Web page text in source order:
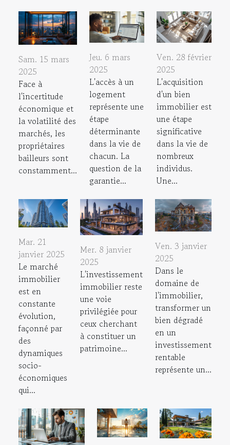
Sam. 15 mars
2025
Face à
l'incertitude
économique et
la volatilité des
marchés, les
propriétaires
bailleurs sont
constamment...
Jeu. 6 mars
2025
L'accès à un
logement
représente une
étape
déterminante
dans la vie de
chacun. La
question de la
garantie...
Ven. 28 février
2025
L'acquisition
d'un bien
immobilier est
une étape
significative
dans la vie de
nombreux
individus.
Une...
Mar. 21
janvier 2025
Le marché
immobilier
est en
constante
évolution,
façonné par
des
dynamiques
socio-
économiques
qui...
Mer. 8 janvier
2025
L'investissement
immobilier reste
une voie
privilégiée pour
ceux cherchant
à constituer un
patrimoine...
Ven. 3 janvier
2025
Dans le
domaine de
l'immobilier,
transformer un
bien dégradé
en un
investissement
rentable
représente un...